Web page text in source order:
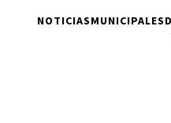
NOTICIASMUNICIPALES